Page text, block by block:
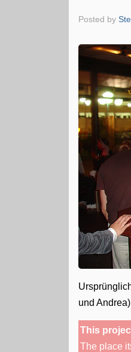
Posted by
und
This
The place